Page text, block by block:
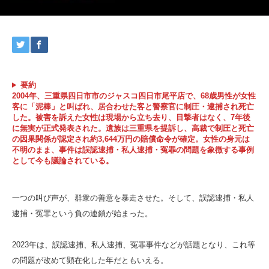
要約
2004年、三重県四日市市のジャスコ四日市尾平店で、68歳男性が女性
客に「泥棒」と叫ばれ、居合わせた客と警察官に制圧・逮捕され死亡
した。被害を訴えた女性は現場から立ち去り、目撃者はなく、7年後
に無実が正式発表された。遺族は三重県を提訴し、高裁で制圧と死亡
の因果関係が認定され約3,644万円の賠償命令が確定。女性の身元は
不明のまま、事件は誤認逮捕・私人逮捕・冤罪の問題を象徴する事例
として今も議論されている。
一つの叫び声が、群衆の善意を暴走させた。そして、誤認逮捕・私人
逮捕・冤罪という負の連鎖が始まった。
2023年は、誤認逮捕、私人逮捕、冤罪事件などが話題となり、これ等
の問題が改めて顕在化した年だともいえる。